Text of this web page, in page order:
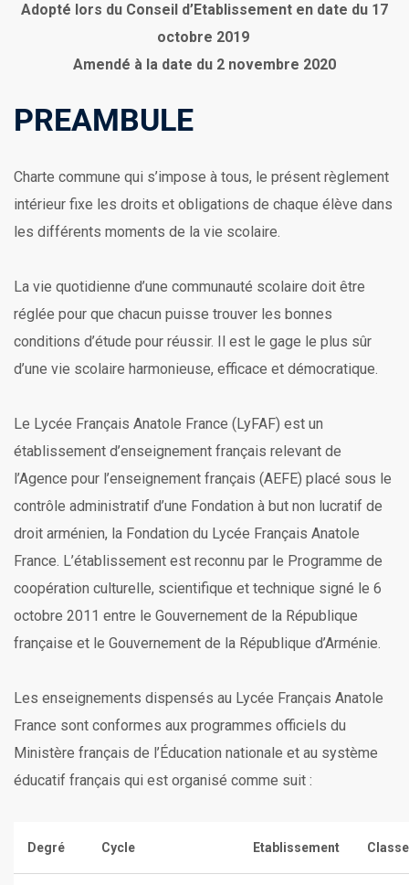
Adopté lors du Conseil d’Etablissement en date du 17
octobre 2019
Amendé à la date du 2 novembre 2020
PREAMBULE
Charte commune qui s’impose à tous, le présent règlement
intérieur fixe les droits et obligations de chaque élève dans
les différents moments de la vie scolaire.
La vie quotidienne d’une communauté scolaire doit être
réglée pour que chacun puisse trouver les bonnes
conditions d’étude pour réussir. Il est le gage le plus sûr
d’une vie scolaire harmonieuse, efficace et démocratique.
Le Lycée Français Anatole France (LyFAF) est un
établissement d’enseignement français relevant de
l’Agence pour l’enseignement français (AEFE) placé sous le
contrôle administratif d’une Fondation à but non lucratif de
droit arménien, la Fondation du Lycée Français Anatole
France. L’établissement est reconnu par le Programme de
coopération culturelle, scientifique et technique signé le 6
octobre 2011 entre le Gouvernement de la République
française et le Gouvernement de la République d’Arménie.
Les enseignements dispensés au Lycée Français Anatole
France sont conformes aux programmes officiels du
Ministère français de l’Éducation nationale et au système
éducatif français qui est organisé comme suit :
Degré Cycle Etablissement Classe